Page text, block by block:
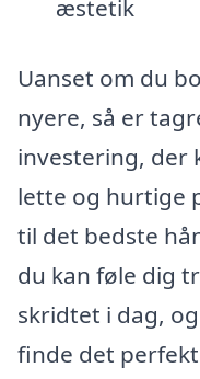
æstetik
Uanset om du
nyere, så er
investering, der
lette og hurtige
til det bedste
du kan føle dig
skridtet i dag,
finde det